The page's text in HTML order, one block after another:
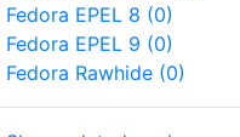
Fedora EPEL 8 (0)
Fedora EPEL 9 (0)
Fedora Rawhide (0)